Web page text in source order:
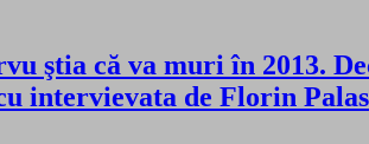
ştia că va muri în 2013.
intervievata de Florin Palas